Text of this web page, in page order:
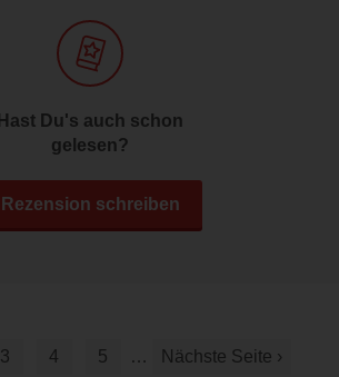
Hast Du's auch schon
gelesen?
Rezension schreiben
3 4 5 … Nächste Seite ›